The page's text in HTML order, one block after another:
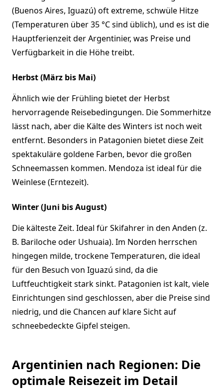
(Buenos Aires, Iguazú) oft extreme, schwüle Hitze
(Temperaturen über 35 °C sind üblich), und es ist die
Hauptferienzeit der Argentinier, was Preise und
Verfügbarkeit in die Höhe treibt.
Herbst (März bis Mai)
Ähnlich wie der Frühling bietet der Herbst
hervorragende Reisebedingungen. Die Sommerhitze
lässt nach, aber die Kälte des Winters ist noch weit
entfernt. Besonders in Patagonien bietet diese Zeit
spektakuläre goldene Farben, bevor die großen
Schneemassen kommen. Mendoza ist ideal für die
Weinlese (Erntezeit).
Winter (Juni bis August)
Die kälteste Zeit. Ideal für Skifahrer in den Anden (z.
B. Bariloche oder Ushuaia). Im Norden herrschen
hingegen milde, trockene Temperaturen, die ideal
für den Besuch von Iguazú sind, da die
Luftfeuchtigkeit stark sinkt. Patagonien ist kalt, viele
Einrichtungen sind geschlossen, aber die Preise sind
niedrig, und die Chancen auf klare Sicht auf
schneebedeckte Gipfel steigen.
Argentinien nach Regionen: Die
optimale Reisezeit im Detail